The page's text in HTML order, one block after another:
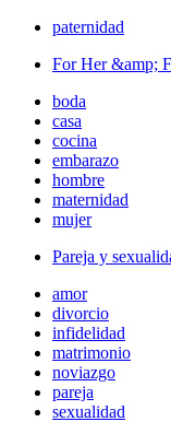
paternidad
For Her &amp;
boda
casa
cocina
embarazo
hombre
maternidad
mujer
Pareja y
amor
divorcio
infidelidad
matrimonio
noviazgo
pareja
sexualidad